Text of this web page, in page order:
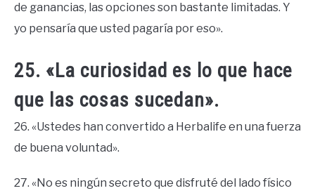
de ganancias, las opciones son bastante limitadas. Y
yo pensaría que usted pagaría por eso».
25. «La curiosidad es lo que hace
que las cosas sucedan».
26. «Ustedes han convertido a Herbalife en una fuerza
de buena voluntad».
27. «No es ningún secreto que disfruté del lado físico